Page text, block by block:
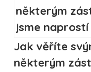
Jak věříte
některým